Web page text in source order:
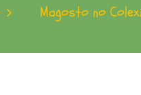
Magosto no